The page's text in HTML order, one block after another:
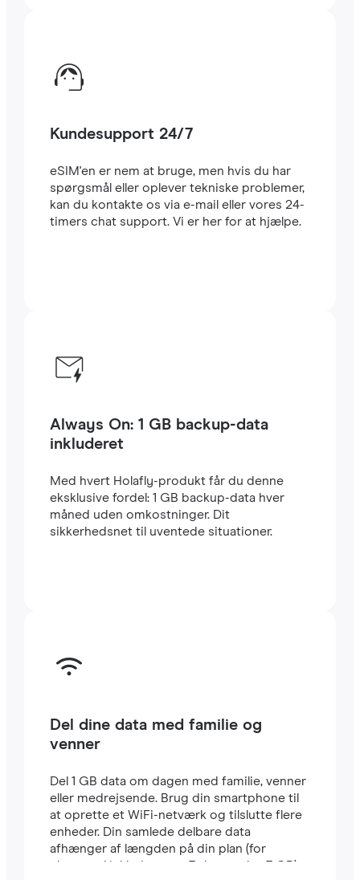
Kundesupport 24/7
eSIM'en er nem at bruge, men hvis du har
spørgsmål eller oplever tekniske problemer,
kan du kontakte os via e-mail eller vores 24-
timers chat support. Vi er her for at hjælpe.
Always On: 1 GB backup-data
inkluderet
Med hvert Holafly-produkt får du denne
eksklusive fordel: 1 GB backup-data hver
måned uden omkostninger. Dit
sikkerhedsnet til uventede situationer.
Del dine data med familie og
venner
Del 1 GB data om dagen med familie, venner
eller medrejsende. Brug din smartphone til
at oprette et WiFi-netværk og tilslutte flere
enheder. Din samlede delbare data
afhænger af længden på din plan (for
eksempel inkluderer en 7-dages plan 7 GB).